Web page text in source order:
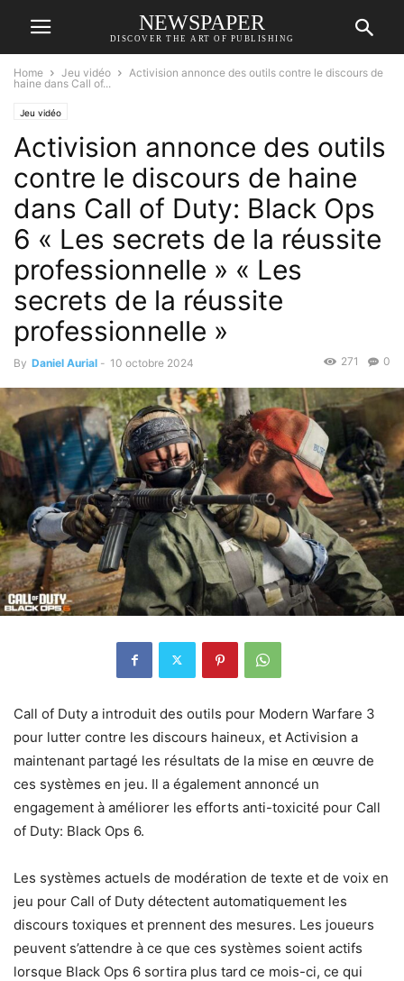
NEWSPAPER
DISCOVER THE ART OF PUBLISHING
Home Jeu vidéo
Activision annonce des outils contre le discours de
haine dans Call of...
Jeu vidéo
Activision annonce des outils
contre le discours de haine
dans Call of Duty: Black Ops
6 « Les secrets de la réussite
professionnelle » « Les
secrets de la réussite
professionnelle »
By Daniel Aurial - 10 octobre 2024 0
271
Call of Duty a introduit des outils pour Modern Warfare 3
pour lutter contre les discours haineux, et Activision a
maintenant partagé les résultats de la mise en œuvre de
ces systèmes en jeu. Il a également annoncé un
engagement à améliorer les efforts anti-toxicité pour Call
of Duty: Black Ops 6.
Les systèmes actuels de modération de texte et de voix en
jeu pour Call of Duty détectent automatiquement les
discours toxiques et prennent des mesures. Les joueurs
peuvent s’attendre à ce que ces systèmes soient actifs
lorsque Black Ops 6 sortira plus tard ce mois-ci, ce qui